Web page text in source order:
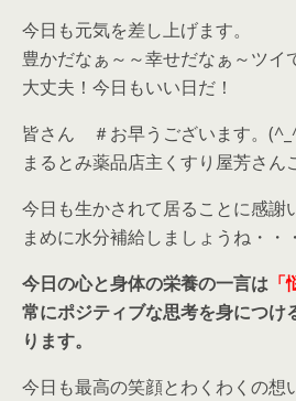
今日も元気を差し上げます。
豊かだなぁ～～幸せだなぁ～ツイ
大丈夫！今日もいい日だ！
皆さん ＃お早うございます。
まるとみ薬品店主くすり屋芳さん
今日も生かされて居ることに感謝
まめに水分補給しましょうね・・・
今日の心と身体の栄養の一言は
常にポジティブな思考を身につけ
ります。
今日も最高の笑顔とわくわくの想